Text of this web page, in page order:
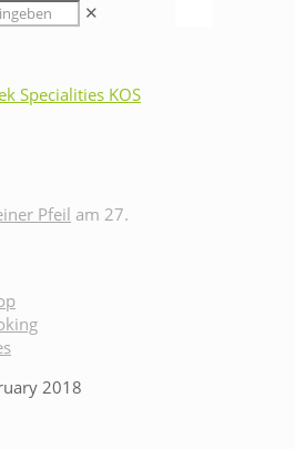
✕
Specialities KOS
Pfeil am 27.
2018